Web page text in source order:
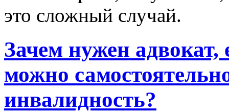
это сложный случай.
Зачем нужен
можно
инвалидность?